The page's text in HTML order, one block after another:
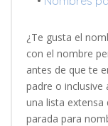
¿Te gusta el
con el nombre
antes de que te
padre o inclusive
una lista
parada para